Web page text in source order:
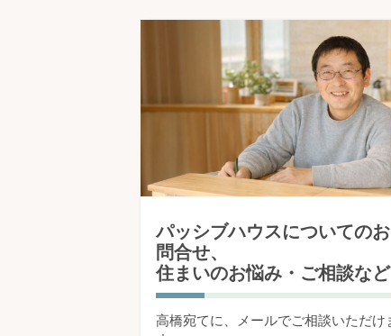
パッシブハウスについてのお
問合せ、
住まいのお悩み・ご相談など
高橋宛てに、メールでご相談いただけ